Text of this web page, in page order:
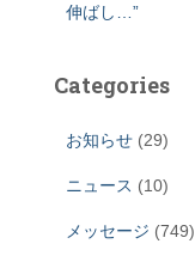
伸ばし…”
Categories
お知らせ (29)
ニュース (10)
メッセージ (749)